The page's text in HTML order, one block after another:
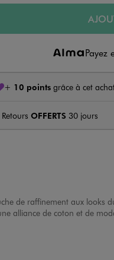
Payez
+ 10 pointsgrâce à cet
Retours OFFERTS 30 jours
de raffinement aux looks
alliance de coton et de